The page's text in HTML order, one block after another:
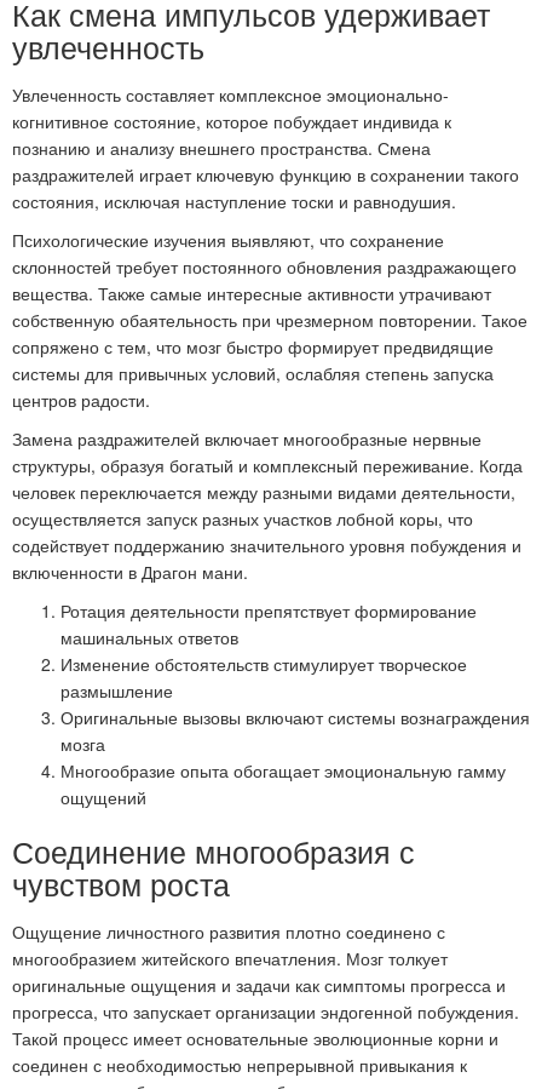
Как смена импульсов удерживает
увлеченность
Увлеченность составляет комплексное эмоционально-
когнитивное состояние, которое побуждает индивида к
познанию и анализу внешнего пространства. Смена
раздражителей играет ключевую функцию в сохранении такого
состояния, исключая наступление тоски и равнодушия.
Психологические изучения выявляют, что сохранение
склонностей требует постоянного обновления раздражающего
вещества. Также самые интересные активности утрачивают
собственную обаятельность при чрезмерном повторении. Такое
сопряжено с тем, что мозг быстро формирует предвидящие
системы для привычных условий, ослабляя степень запуска
центров радости.
Замена раздражителей включает многообразные нервные
структуры, образуя богатый и комплексный переживание. Когда
человек переключается между разными видами деятельности,
осуществляется запуск разных участков лобной коры, что
содействует поддержанию значительного уровня побуждения и
включенности в Драгон мани.
Ротация деятельности препятствует формирование
машинальных ответов
Изменение обстоятельств стимулирует творческое
размышление
Оригинальные вызовы включают системы вознаграждения
мозга
Многообразие опыта обогащает эмоциональную гамму
ощущений
Соединение многообразия с
чувством роста
Ощущение личностного развития плотно соединено с
многообразием житейского впечатления. Мозг толкует
оригинальные ощущения и задачи как симптомы прогресса и
прогресса, что запускает организации эндогенной побуждения.
Такой процесс имеет основательные эволюционные корни и
соединен с необходимостью непрерывной привыкания к